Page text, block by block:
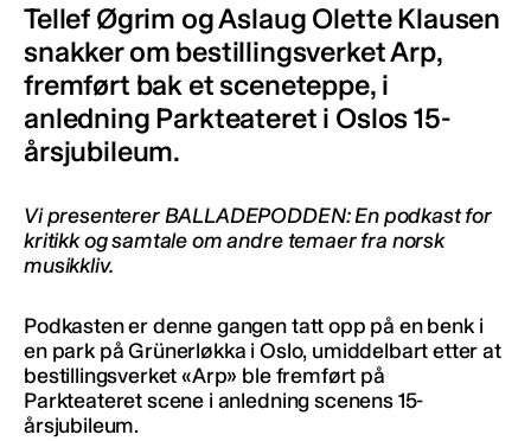
Tellef Øgrim og Aslaug Olette Klausen
snakker om bestillingsverket Arp,
fremført bak et sceneteppe, i
anledning Parkteateret i Oslos 15-
årsjubileum.
Vi presenterer BALLADEPODDEN: En podkast for
kritikk og samtale om andre temaer fra norsk
musikkliv.
Podkasten er denne gangen tatt opp på en benk i
en park på Grünerløkka i Oslo, umiddelbart etter at
bestillingsverket «Arp» ble fremført på
Parkteateret scene i anledning scenens 15-
årsjubileum.